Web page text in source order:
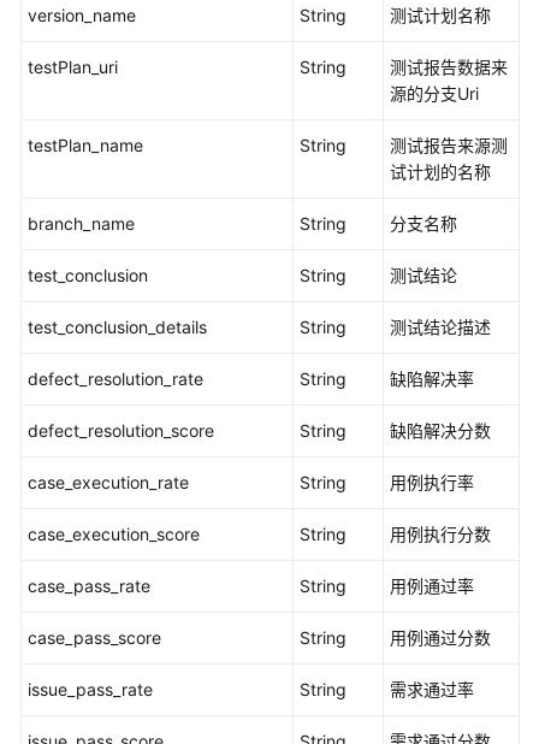
试
管
测
例
查
理
查
例
范
CheckTestCaseFour
查
版
version_name String 测试计划名称
testPlan_uri String
测试报告数据来
源的分支Uri
testPlan_name String
测试报告来源测
试计划的名称
branch_name String 分支名称
test_conclusion String 测试结论
test_conclusion_details String 测试结论描述
defect_resolution_rate String 缺陷解决率
defect_resolution_score String 缺陷解决分数
case_execution_rate String 用例执行率
case_execution_score String 用例执行分数
case_pass_rate String 用例通过率
case_pass_score String 用例通过分数
issue_pass_rate String 需求通过率